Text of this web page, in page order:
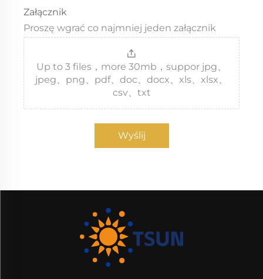
Załącznik
Proszę wgrać co najmniej jeden załącznik
Up to 3 files，more 30mb，suppor jpg、
jpeg、png、pdf、doc、docx、xls、xlsx、
csv、txt
Wyślij